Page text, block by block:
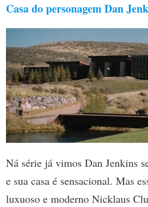
Casa do personagem Dan
Ná série já vimos Dan Jenkins
e sua casa é sensacional. Mas
luxuoso e moderno Nicklaus